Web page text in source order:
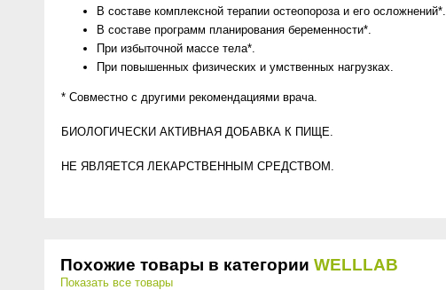
В составе комплексной терапии остеопороза и его осложнений*.
В составе программ планирования беременности*.
При избыточной массе тела*.
При повышенных физических и умственных нагрузках.
* Совместно с другими рекомендациями врача.
БИОЛОГИЧЕСКИ АКТИВНАЯ ДОБАВКА К ПИЩЕ.
НЕ ЯВЛЯЕТСЯ ЛЕКАРСТВЕННЫМ СРЕДСТВОМ.
Похожие товары в категории WELLLAB
Показать все товары